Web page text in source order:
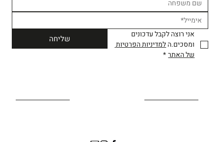
ומסכים.ה
למדיניות הפרטיות
של האתר *
שליחה